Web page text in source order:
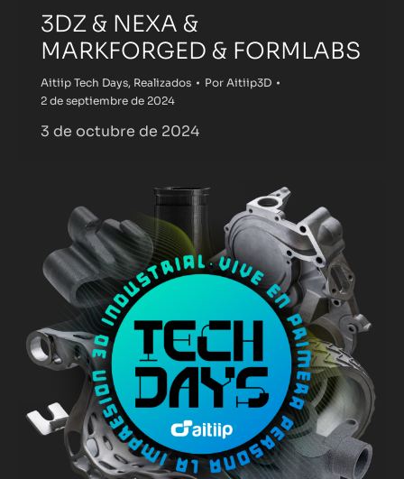
3DZ & NEXA &
MARKFORGED & FORMLABS
Aitiip Tech Days, Realizados Por Aitiip3D
2 de septiembre de 2024
3 de octubre de 2024